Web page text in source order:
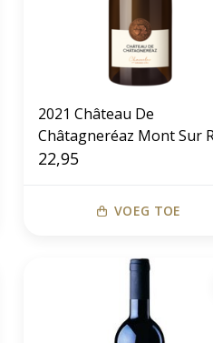
2021 Château De
Châtagneréaz Mont Sur
1er Cru
22,95
VOEG TOE